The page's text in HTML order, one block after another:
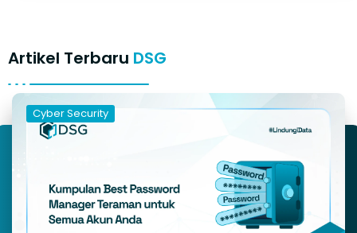
Artikel Terbaru DSG
Cyber Security